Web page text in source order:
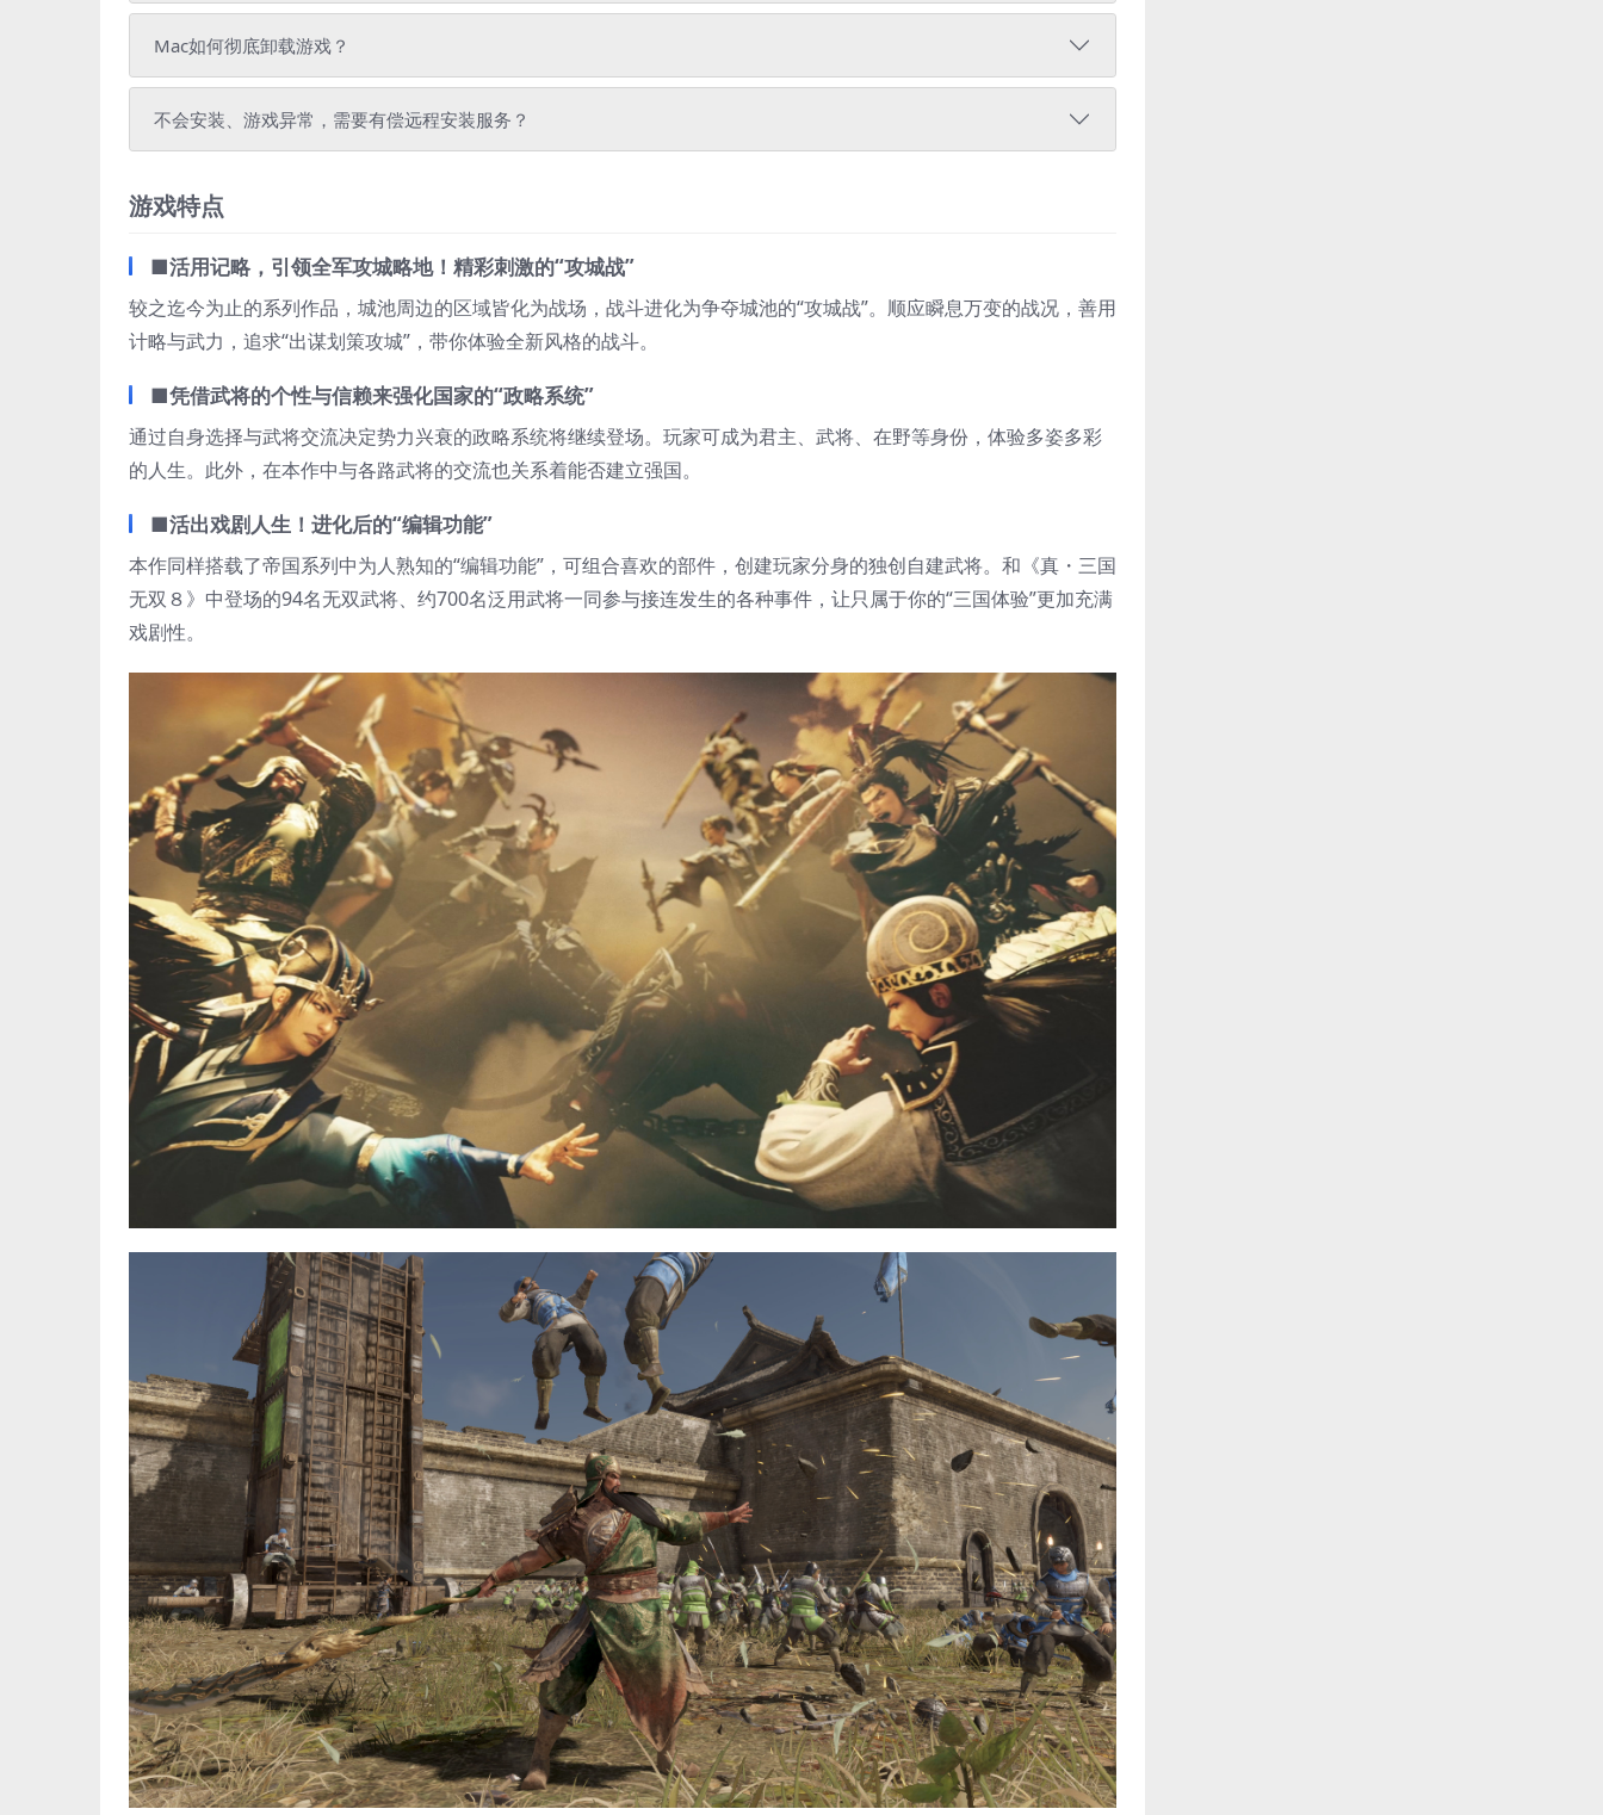
Mac如何彻底卸载游戏？
不会安装、游戏异常，需要有偿远程安装服务？
游戏特点
■活用记略，引领全军攻城略地！精彩刺激的“攻城战”
较之迄今为止的系列作品，城池周边的区域皆化为战场，战斗进化为争夺城池的“攻城战”。顺应瞬息万变的战况，善用
计略与武力，追求“出谋划策攻城”，带你体验全新风格的战斗。
■凭借武将的个性与信赖来强化国家的“政略系统”
通过自身选择与武将交流决定势力兴衰的政略系统将继续登场。玩家可成为君主、武将、在野等身份，体验多姿多彩
的人生。此外，在本作中与各路武将的交流也关系着能否建立强国。
■活出戏剧人生！进化后的“编辑功能”
本作同样搭载了帝国系列中为人熟知的“编辑功能”，可组合喜欢的部件，创建玩家分身的独创自建武将。和《真・三国
无双８》中登场的94名无双武将、约700名泛用武将一同参与接连发生的各种事件，让只属于你的“三国体验”更加充满
戏剧性。